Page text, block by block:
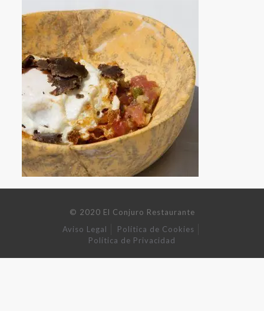
© 2020 El Conjuro Restaurante
Aviso Legal
Política de Cookies
Política de Privacidad